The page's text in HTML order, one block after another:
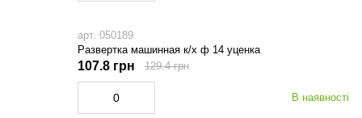
арт. 050189
Развертка машинная к/х ф 14 уценка
В наявності
107.8 грн 129.4 грн